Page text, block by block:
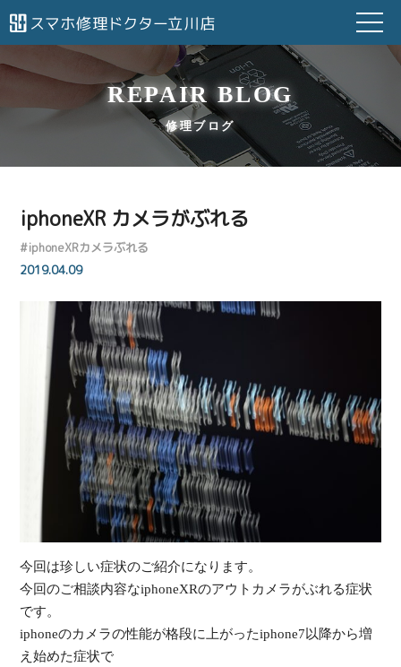
REPAIR BLOG
修理ブログ
iphoneXR カメラがぶれる
#iphoneXRカメラぶれる
2019.04.09
今回は珍しい症状のご紹介になります。
今回のご相談内容なiphoneXRのアウトカメラがぶれる症状
です。
iphoneのカメラの性能が格段に上がったiphone7以降から増
え始めた症状で